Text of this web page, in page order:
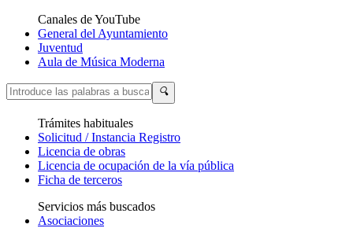
Canales de YouTube
General del Ayuntamiento
Juventud
Aula de Música Moderna
🔍
Trámites habituales
Solicitud / Instancia Registro
Licencia de obras
Licencia de ocupación de la vía pública
Ficha de terceros
Servicios más buscados
Asociaciones